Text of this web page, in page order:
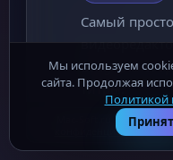
Самый
Drag-and-
титры.
Mac-Soft.ru -
конфиденциальности
Мы используем
сайта. Продолжая
Политикой